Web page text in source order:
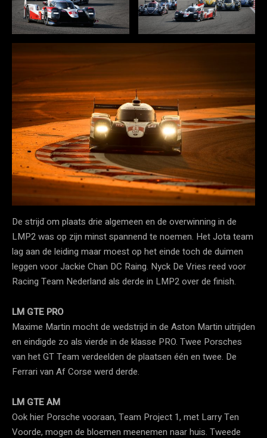
De strijd om plaats drie algemeen en de overwinning in de
LMP2 was op zijn minst spannend te noemen. Het Jota team
lag aan de leiding maar moest op het einde toch de duimen
leggen voor Jackie Chan DC Raing. Nyck De Vries reed voor
Racing Team Nederland als derde in LMP2 over de finish.
LM GTE PRO
Maxime Martin mocht de wedstrijd in de Aston Martin uitrijden
en eindigde zo als vierde in de klasse PRO. Twee Porsches
van het GT Team verdeelden de plaatsen één en twee. De
Ferrari van Af Corse werd derde.
LM GTE AM
Ook hier Porsche vooraan, Team Project 1, met Larry Ten
Voorde, mogen de bloemen meenemen naar huis. Tweede